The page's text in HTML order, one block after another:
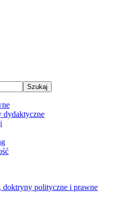
dydaktyczne
doktryny polityczne i prawne